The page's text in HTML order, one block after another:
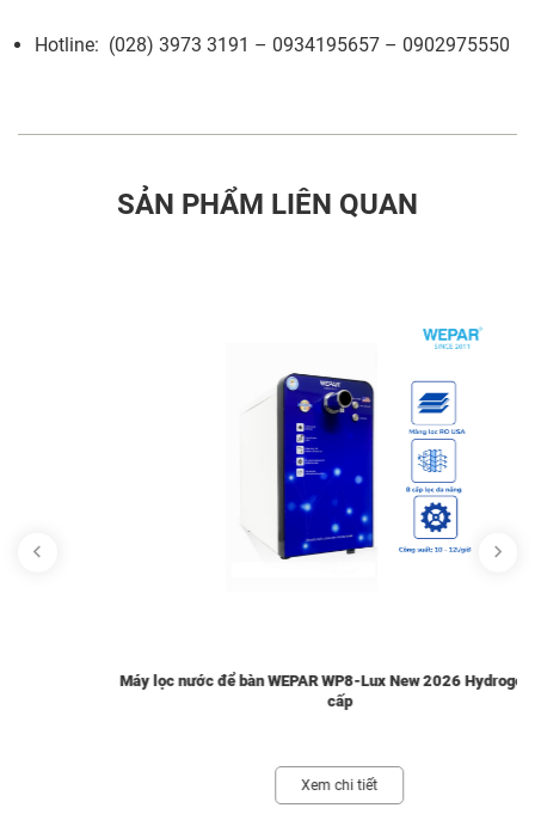
Hotline: (028) 3973 3191 – 0934195657 – 0902975550
SẢN PHẨM LIÊN QUAN
Máy lọc nước để bàn WEPAR WP8-Lux New 2026 Hydrogen cao
Xem chi tiết